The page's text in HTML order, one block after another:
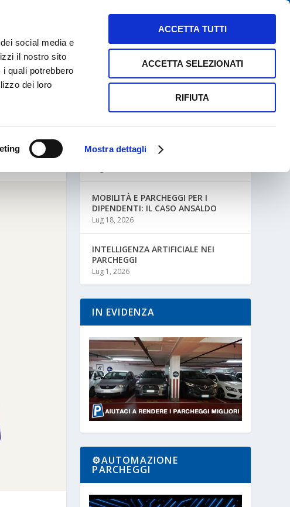
social media e
il nostro sito
quali potrebbero
dei loro
Mostra dettagli
ACCETTA TUTTI
ACCETTA SELEZIONATI
RIFIUTA
MAPPE PARCHEGGI CONTATTI
ULTIME NEWS
MOBILITÀ AZIENDALE E PARCHEGGI
MOBILITÀ E PARCHEGGI PER I
DIPENDENTI: IL CASO ANSALDO
Lug 18, 2026
INTELLIGENZA ARTIFICIALE NEI
PARCHEGGI
Lug 1, 2026
IN EVIDENZA
⚙️AUTOMAZIONE
PARCHEGGI